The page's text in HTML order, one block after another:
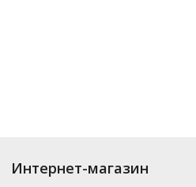
Купить
выбрать нужный товар и добавить
Интернет-магазин